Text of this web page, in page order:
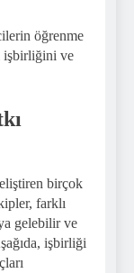
öğrenme
işbirliğini ve
birçok
farklı
gelebilir ve
işbirliği